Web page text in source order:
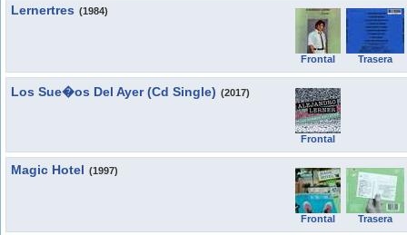
Lernertres (1984)
Frontal Trasera
Los Sue�os Del Ayer (Cd Single) (2017)
Frontal
Magic Hotel (1997)
Frontal Trasera